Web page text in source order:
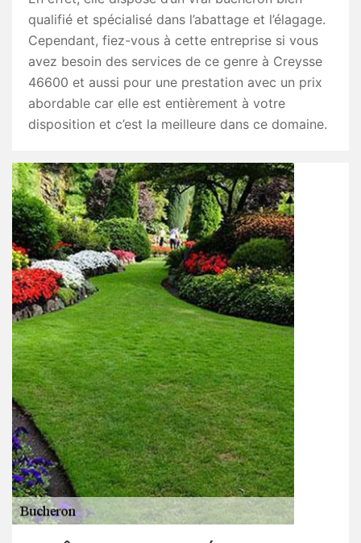
qualifié et spécialisé dans l’abattage et l’élagage.
Cependant, fiez-vous à cette entreprise si vous
avez besoin des services de ce genre à Creysse
46600 et aussi pour une prestation avec un prix
abordable car elle est entièrement à votre
disposition et c’est la meilleure dans ce domaine.